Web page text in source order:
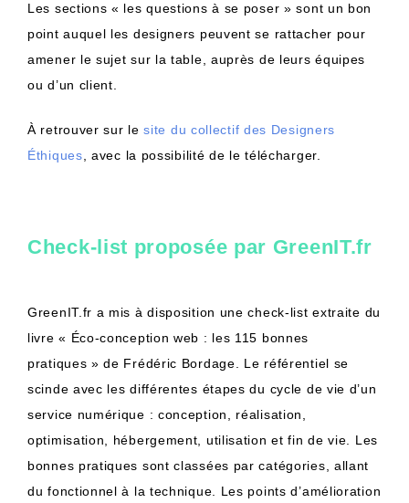
Les sections « les questions à se poser » sont un bon
point auquel les designers peuvent se rattacher pour
amener le sujet sur la table, auprès de leurs équipes
ou d’un client.
À retrouver sur lesite du collectif des Designers
Éthiques , avec la possibilité de le télécharger.
Check-list proposée par GreenIT.fr
GreenIT.fr a mis à disposition une check-list extraite du
livre « Éco-conception web : les 115 bonnes
pratiques » de Frédéric Bordage. Le référentiel se
scinde avec les différentes étapes du cycle de vie d’un
service numérique : conception, réalisation,
optimisation, hébergement, utilisation et fin de vie. Les
bonnes pratiques sont classées par catégories, allant
du fonctionnel à la technique. Les points d’amélioration